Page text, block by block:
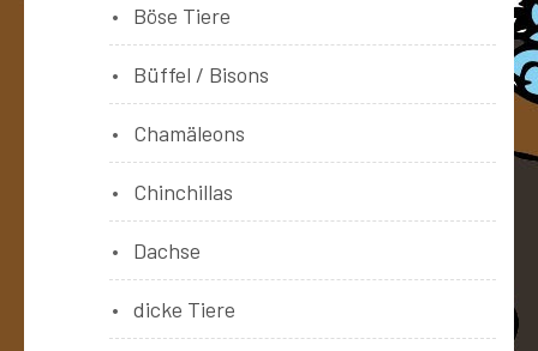
Böse Tiere
Büffel / Bisons
Chamäleons
Chinchillas
Dachse
dicke Tiere